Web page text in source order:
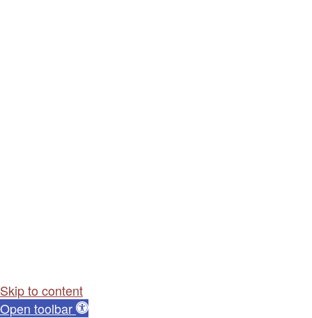
Skip to content
Open toolbar